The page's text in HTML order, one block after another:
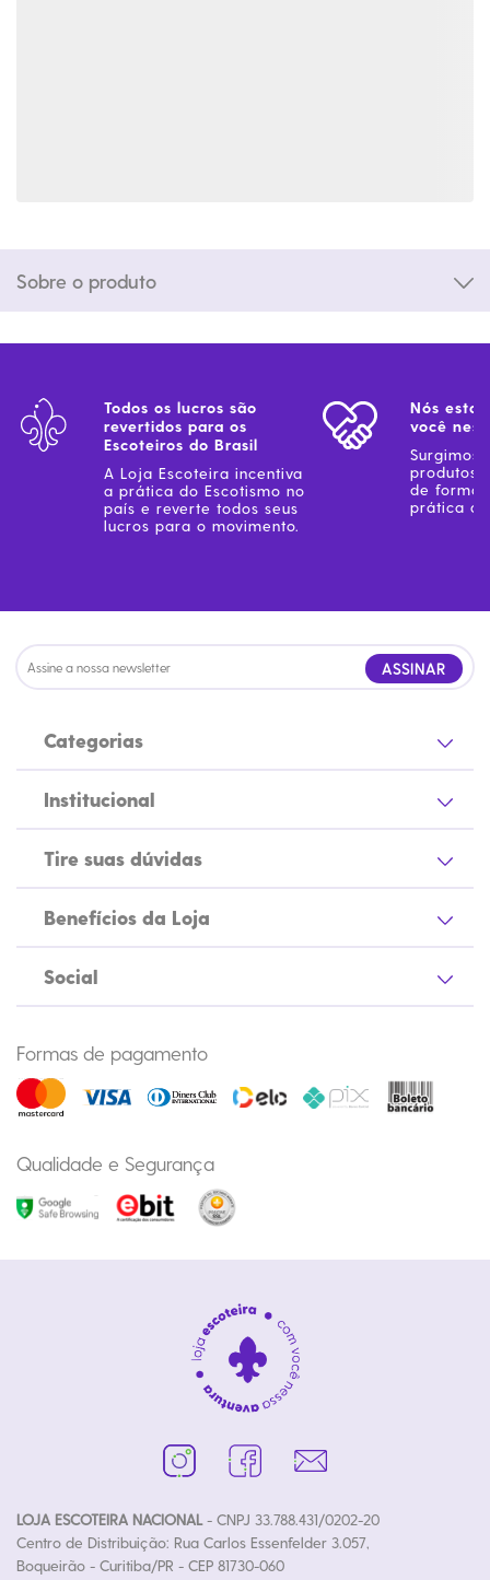
Sobre o produto
Todos os lucros são
revertidos para os
Escoteiros do Brasil
A Loja Escoteira incentiva
a prática do Escotismo no
país e reverte todos seus
lucros para o movimento.
Nós
você
Surgimos
produtos
de forma
prática
ASSINAR
Categorias
Institucional
Tire suas dúvidas
Benefícios da Loja
Social
Formas de pagamento
Qualidade e Segurança
LOJA ESCOTEIRA NACIONAL- CNPJ 33.788.431/0202-20
Centro de Distribuição: Rua Carlos Essenfelder 3.057,
Boqueirão - Curitiba/PR - CEP 81730-060